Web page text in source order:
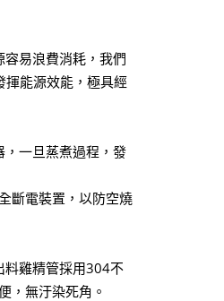
易浪費消耗，我們
揮能源效能，極具經
一旦蒸煮過程，發
斷電裝置，以防空燒
雞精管採用304不
，無汙染死角。